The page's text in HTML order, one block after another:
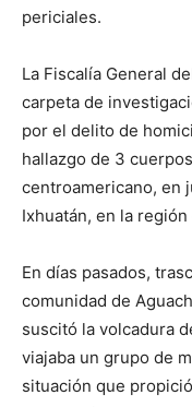
periciales.
La Fiscalía General
carpeta de
por el delito de
hallazgo de 3
centroamericano, en
Ixhuatán, en la
En días pasados,
comunidad de
suscitó la volcadura
viajaba un grupo de
situación que